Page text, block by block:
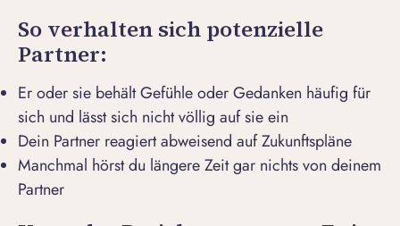
So verhalten sich potenzielle
Partner:
Er oder sie behält Gefühle oder Gedanken häufig für
sich und lässt sich nicht völlig auf sie ein
Dein Partner reagiert abweisend auf Zukunftspläne
Manchmal hörst du längere Zeit gar nichts von deinem
Partner